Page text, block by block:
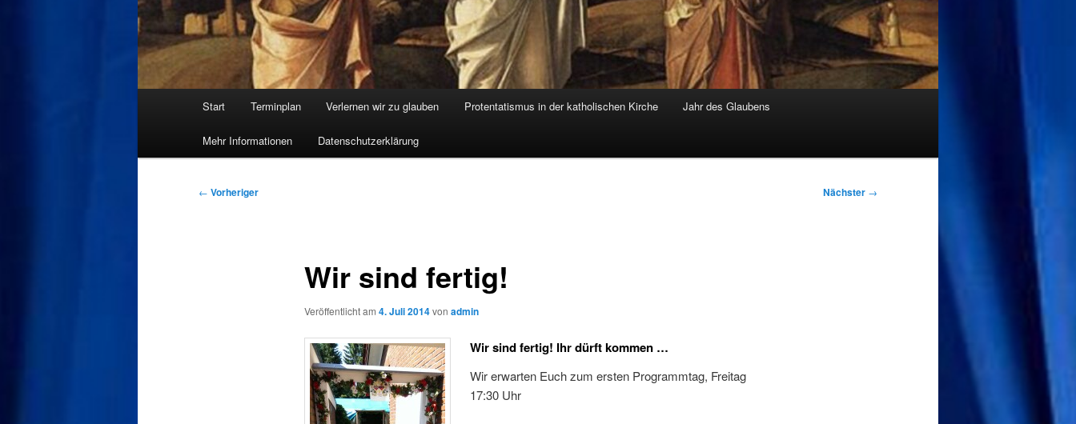
Start Terminplan Verlernen wir zu glauben Protentatismus in der katholischen Kirche Jahr des Glaubens
Mehr Informationen Datenschutzerklärung
Beitragsnavigation
← Vorheriger Nächster →
Wir sind fertig!
Veröffentlicht am 4. Juli 2014von admin
Wir sind fertig! Ihr dürft kommen …
Wir erwarten Euch zum ersten Programmtag, Freitag
17:30 Uhr